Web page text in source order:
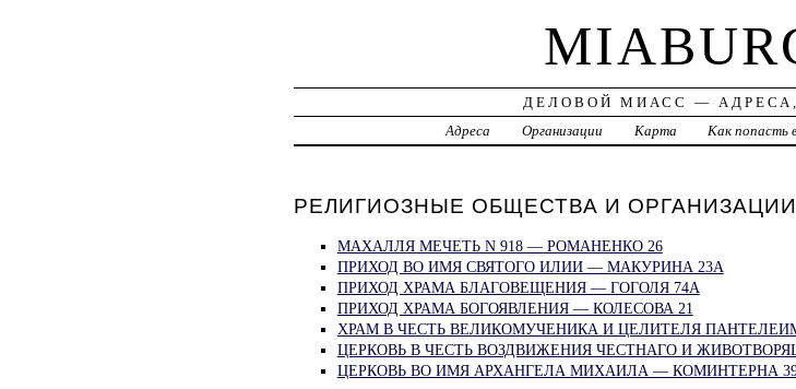
ДЕЛОВОЙ МИАСС —
Адреса
Организации Карта Как попасть
РЕЛИГИОЗНЫЕ ОБЩЕСТВА И ОРГАНИЗАЦИИ
МАХАЛЛЯ МЕЧЕТЬ N 918 — РОМАНЕНКО 26
ПРИХОД ВО ИМЯ СВЯТОГО ИЛИИ — МАКУРИНА 23А
ПРИХОД ХРАМА БЛАГОВЕЩЕНИЯ — ГОГОЛЯ 74А
ПРИХОД ХРАМА БОГОЯВЛЕНИЯ — КОЛЕСОВА 21
ХРАМ В ЧЕСТЬ ВЕЛИКОМУЧЕНИКА И ЦЕЛИТЕЛЯ
ЦЕРКОВЬ В ЧЕСТЬ ВОЗДВИЖЕНИЯ ЧЕСТНАГО И
ЦЕРКОВЬ ВО ИМЯ АРХАНГЕЛА МИХАИЛА — КОМИНТЕРНА